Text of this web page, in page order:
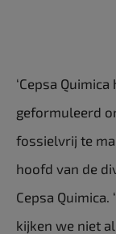
‘Cepsa
geformuleerd
fossielvrij te
hoofd van de
Cepsa
kijken we niet